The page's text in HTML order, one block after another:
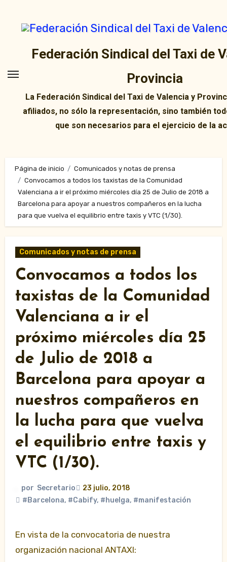
contenido
Federación Sindical del Taxi de
Provincia
La Federación Sindical del Taxi de Valencia y
afiliados, no sólo la representación, sino también
que son necesarios para el ejercicio de la
Página de inicio
Comunicados y notas de prensa
Convocamos a todos los taxistas de la Comunidad
Valenciana a ir el próximo miércoles día 25 de Julio de 2018 a
Barcelona para apoyar a nuestros compañeros en la lucha
para que vuelva el equilibrio entre taxis y VTC (1/30).
Comunicados y notas de prensa
Convocamos a todos los
taxistas de la Comunidad
Valenciana a ir el
próximo miércoles día 25
de Julio de 2018 a
Barcelona para apoyar a
nuestros compañeros en
la lucha para que vuelva
el equilibrio entre taxis y
VTC (1/30).
por Secretario
23 julio, 2018
#Barcelona, #Cabify, #huelga, #manifestación
En vista de la convocatoria de nuestra
organización nacional ANTAXI: